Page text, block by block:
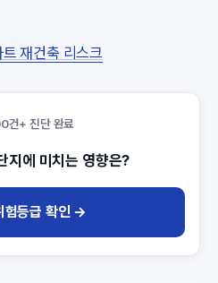
재건축 리스크
건+ 진단 완료
지에 미치는 영향은?
험등급 확인 →